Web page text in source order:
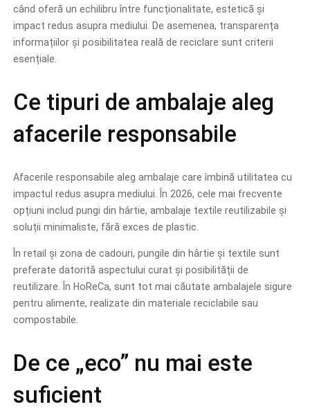
când oferă un echilibru între funcționalitate, estetică și
impact redus asupra mediului. De asemenea, transparența
informațiilor și posibilitatea reală de reciclare sunt criterii
esențiale.
Ce tipuri de ambalaje aleg
afacerile responsabile
Afacerile responsabile aleg ambalaje care îmbină utilitatea cu
impactul redus asupra mediului. În 2026, cele mai frecvente
opțiuni includ pungi din hârtie, ambalaje textile reutilizabile și
soluții minimaliste, fără exces de plastic.
În retail și zona de cadouri, pungile din hârtie și textile sunt
preferate datorită aspectului curat și posibilității de
reutilizare. În HoReCa, sunt tot mai căutate ambalajele sigure
pentru alimente, realizate din materiale reciclabile sau
compostabile.
De ce „eco” nu mai este
suficient